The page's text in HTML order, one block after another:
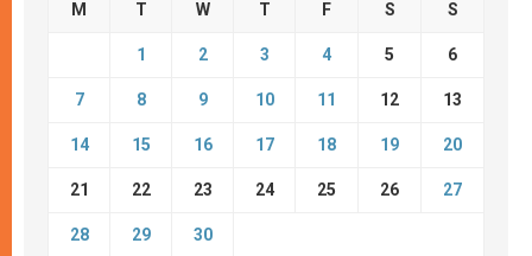
M T W T F S S
1 2 3 4 5 6
7 8 9 10 11 12 13
14 15 16 17 18 19 20
21 22 23 24 25 26 27
28 29 30